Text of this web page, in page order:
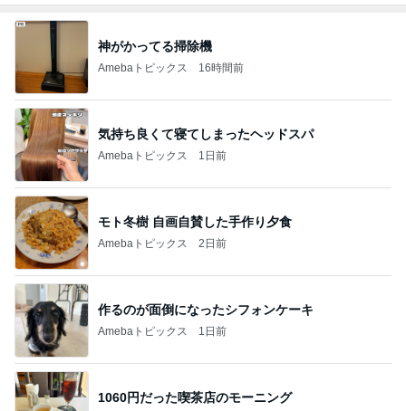
神がかってる掃除機
Amebaトピックス 16時間前
気持ち良くて寝てしまったヘッドスパ
Amebaトピックス 1日前
モト冬樹 自画自賛した手作り夕食
Amebaトピックス 2日前
作るのが面倒になったシフォンケーキ
Amebaトピックス 1日前
1060円だった喫茶店のモーニング